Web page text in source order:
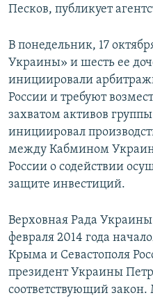
Песков, публикует
В понедельник, 17
Украины» и шесть ее
инициировали
России и требуют
захватом активов
инициировал
между Кабмином
России о содействии
защите инвестиций.
Верховная Рада
февраля 2014 года
Крыма и Севастополя
президент Украины
соответствующий